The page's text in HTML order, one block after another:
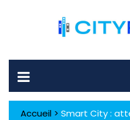
Accueil > Smart City :